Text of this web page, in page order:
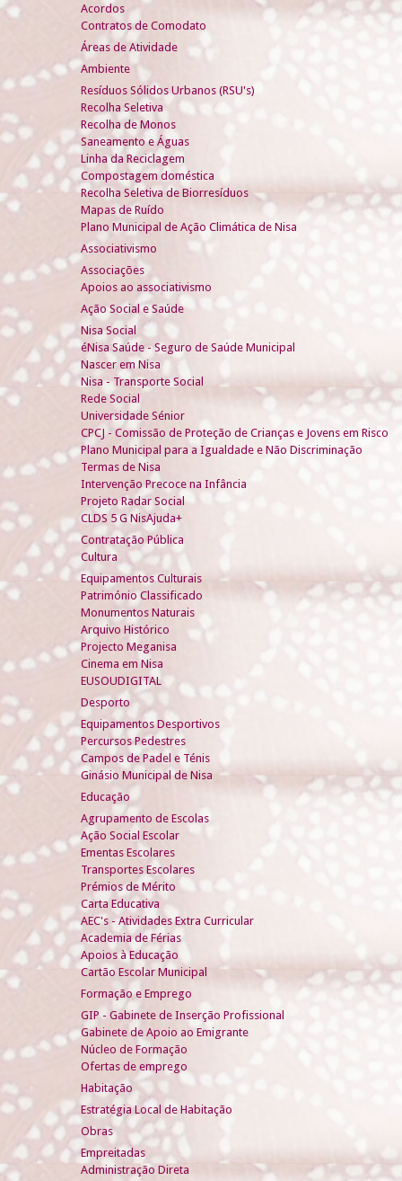
Acordos
Contratos de Comodato
Áreas de Atividade
Ambiente
Resíduos Sólidos Urbanos (RSU's)
Recolha Seletiva
Recolha de Monos
Saneamento e Águas
Linha da Reciclagem
Compostagem doméstica
Recolha Seletiva de Biorresíduos
Mapas de Ruído
Plano Municipal de Ação Climática de Nisa
Associativismo
Associações
Apoios ao associativismo
Ação Social e Saúde
Nisa Social
éNisa Saúde - Seguro de Saúde Municipal
Nascer em Nisa
Nisa - Transporte Social
Rede Social
Universidade Sénior
CPCJ - Comissão de Proteção de Crianças e Jovens em Risco
Plano Municipal para a Igualdade e Não Discriminação
Termas de Nisa
Intervenção Precoce na Infância
Projeto Radar Social
CLDS 5 G NisAjuda+
Contratação Pública
Cultura
Equipamentos Culturais
Património Classificado
Monumentos Naturais
Arquivo Histórico
Projecto Meganisa
Cinema em Nisa
EUSOUDIGITAL
Desporto
Equipamentos Desportivos
Percursos Pedestres
Campos de Padel e Ténis
Ginásio Municipal de Nisa
Educação
Agrupamento de Escolas
Ação Social Escolar
Ementas Escolares
Transportes Escolares
Prémios de Mérito
Carta Educativa
AEC's - Atividades Extra Curricular
Academia de Férias
Apoios à Educação
Cartão Escolar Municipal
Formação e Emprego
GIP - Gabinete de Inserção Profissional
Gabinete de Apoio ao Emigrante
Núcleo de Formação
Ofertas de emprego
Habitação
Estratégia Local de Habitação
Obras
Empreitadas
Administração Direta